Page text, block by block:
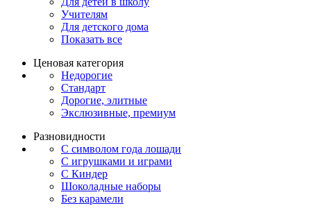
Учителям
Для детского дома
Показать все
Ценовая категория
Недорогие
Стандарт
Дорогие, элитные
Экслюзивные, премиум
Разновидности
С символом года лошади
С игрушками и играми
С Киндер
Шоколадные наборы
Без карамели